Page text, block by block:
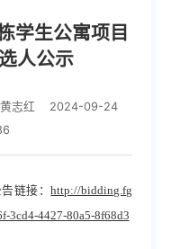
学生公寓项目
人公示
志红
2024-09-24
链接：http://bidding.fg
3cd4-4427-80a5-8f68d3